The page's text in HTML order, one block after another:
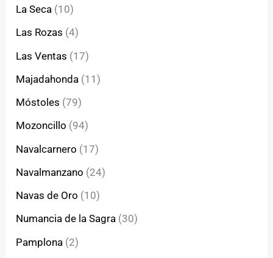
La Seca (10)
Las Rozas (4)
Las Ventas (17)
Majadahonda (11)
Móstoles (79)
Mozoncillo (94)
Navalcarnero (17)
Navalmanzano (24)
Navas de Oro (10)
Numancia de la Sagra (30)
Pamplona (2)